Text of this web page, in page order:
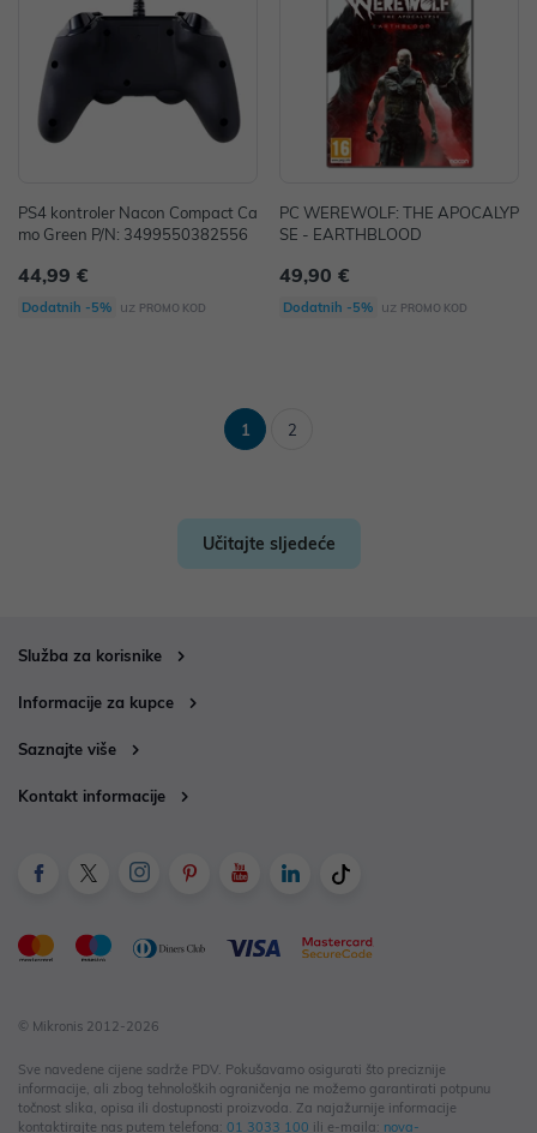
PS4 kontroler Nacon Compact Ca
mo Green P/N: 3499550382556
44,99 €
Dodatnih -5% uz PROMO KOD
PC WEREWOLF: THE APOCALYP
SE - EARTHBLOOD
49,90 €
Dodatnih -5% uz PROMO KOD
1 2
Učitajte sljedeće
Služba za korisnike
Informacije za kupce
Saznajte više
Kontakt informacije
© Mikronis 2012-2026
Sve navedene cijene sadrže PDV. Pokušavamo osigurati što preciznije
informacije, ali zbog tehnoloških ograničenja ne možemo garantirati potpunu
točnost slika, opisa ili dostupnosti proizvoda. Za najažurnije informacije
kontaktirajte nas putem telefona: 01 3033 100 ili e-maila: nova-